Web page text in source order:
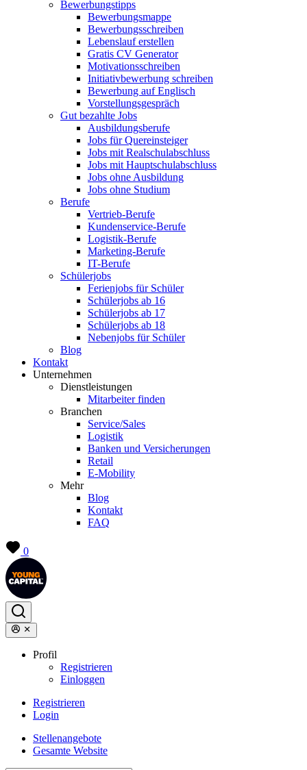
Bewerbungstipps
Bewerbungsmappe
Bewerbungsschreiben
Lebenslauf erstellen
Gratis CV Generator
Motivationsschreiben
Initiativbewerbung schreiben
Bewerbung auf Englisch
Vorstellungsgespräch
Gut bezahlte Jobs
Ausbildungsberufe
Jobs für Quereinsteiger
Jobs mit Realschulabschluss
Jobs mit Hauptschulabschluss
Jobs ohne Ausbildung
Jobs ohne Studium
Berufe
Vertrieb-Berufe
Kundenservice-Berufe
Logistik-Berufe
Marketing-Berufe
IT-Berufe
Schülerjobs
Ferienjobs für Schüler
Schülerjobs ab 16
Schülerjobs ab 17
Schülerjobs ab 18
Nebenjobs für Schüler
Blog
Kontakt
Unternehmen
Dienstleistungen
Mitarbeiter finden
Branchen
Service/Sales
Logistik
Banken und Versicherungen
Retail
E-Mobility
Mehr
Blog
Kontakt
FAQ
0
Profil
Registrieren
Einloggen
Registrieren
Login
Stellenangebote
Gesamte Website